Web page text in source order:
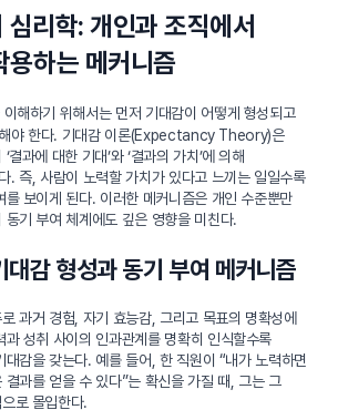
심리학: 개인과 조직에서
용하는 메커니즘
이해하기 위해서는 먼저 기대감이 어떻게 형성되고
야 한다. 기대감 이론(Expectancy Theory)은
결과에 대한 기대’와 ‘결과의 가치’에 의해
. 즉, 사람이 노력할 가치가 있다고 느끼는 일일수록
를 보이게 된다. 이러한 메커니즘은 개인 수준뿐만
동기 부여 체계에도 깊은 영향을 미친다.
대감 형성과 동기 부여 메커니즘
과거 경험, 자기 효능감, 그리고 목표의 명확성에
과 성취 사이의 인과관계를 명확히 인식할수록
대감을 갖는다. 예를 들어, 한 직원이 “내가 노력하면
결과를 얻을 수 있다”는 확신을 가질 때, 그는 그
로 몰입한다.